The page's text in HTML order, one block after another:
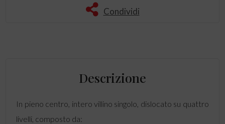
Condividi
Descrizione
In pieno centro, intero villino singolo, dislocato su quattro
livelli, composto da: